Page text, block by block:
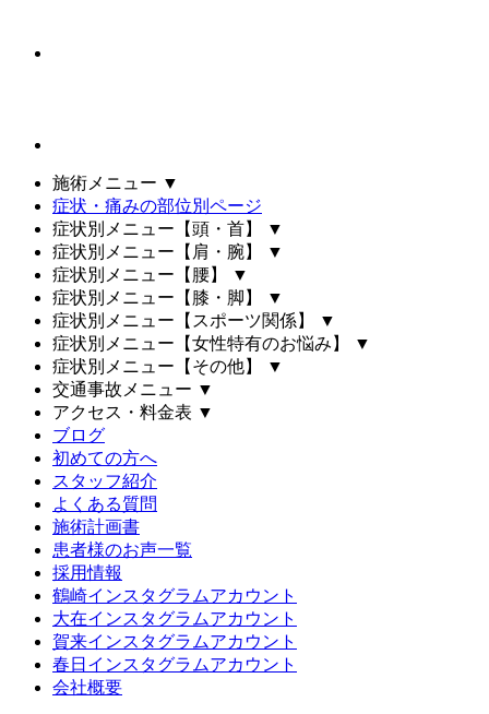
施術メニュー ▼
症状・痛みの部位別ページ
症状別メニュー【頭・首】
▼
症状別メニュー【肩・腕】
▼
症状別メニュー【腰】
▼
症状別メニュー【膝・脚】
▼
症状別メニュー【スポーツ関係】
▼
症状別メニュー【女性特有のお悩み】
▼
症状別メニュー【その他】
▼
交通事故メニュー ▼
アクセス・料金表 ▼
ブログ
初めての方へ
スタッフ紹介
よくある質問
施術計画書
患者様のお声一覧
採用情報
鶴崎インスタグラムアカウント
大在インスタグラムアカウント
賀来インスタグラムアカウント
春日インスタグラムアカウント
会社概要